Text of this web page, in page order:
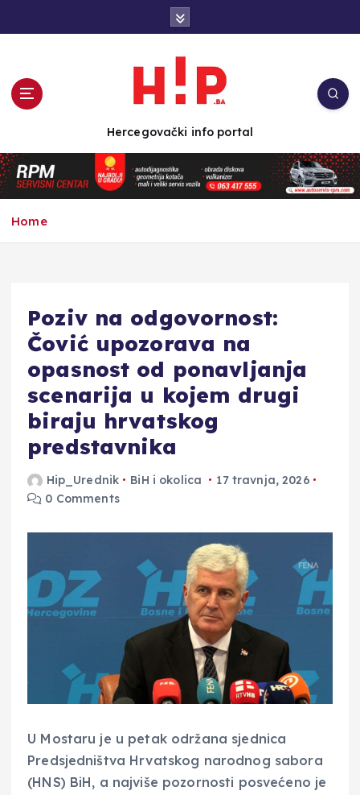
n
t
e
Hercegovački info portal
Home
Poziv na odgovornost:
Čović upozorava na
opasnost od ponavljanja
scenarija u kojem drugi
biraju hrvatskog
predstavnika
Hip_Urednik BiH i okolica
17 travnja, 2026
0 Comments
U Mostaru je u petak održana sjednica
Predsjedništva Hrvatskog narodnog sabora
(HNS) BiH, a najviše pozornosti posvećeno je